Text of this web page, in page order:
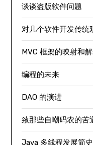
谈谈盗版软件问题
对几个软件开发传统
MVC 框架的映射和
编程的未来
DAO 的演进
致那些自嘲码农的苦
Java 多线程发展简史